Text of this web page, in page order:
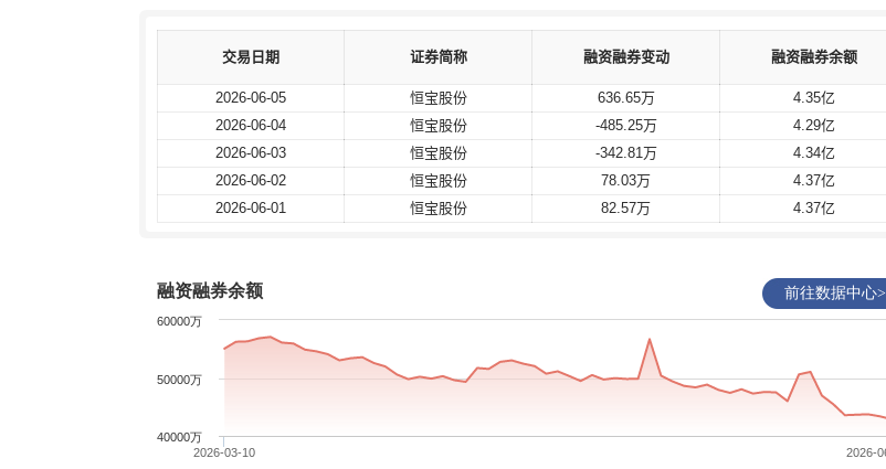
交易日期 证券简称 融资融券变动 融资融券余额
2026-06-05 恒宝股份 636.65万
4.35亿
2026-06-04
恒宝股份 -485.25万
4.29亿
2026-06-03
恒宝股份 -342.81万
4.34亿
2026-06-02
恒宝股份 78.03万
4.37亿
2026-06-01
恒宝股份 82.57万 4.37亿
交易日期 证券简称 融资融券变动 融资融券余额
2026-06-05 恒宝股份 636.65万
4.35亿
2026-06-04
恒宝股份 -485.25万
4.29亿
2026-06-03
恒宝股份 -342.81万
4.34亿
2026-06-02
恒宝股份 78.03万
4.37亿
2026-06-01
恒宝股份 82.57万 4.37亿